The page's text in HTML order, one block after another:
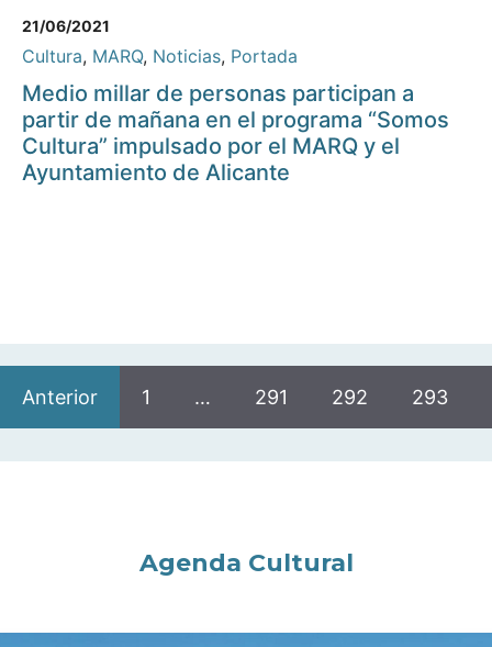
21/06/2021
Cultura, MARQ, Noticias, Portada
Medio millar de personas participan a
partir de mañana en el programa “Somos
Cultura” impulsado por el MARQ y el
Ayuntamiento de Alicante
Anterior 1 … 291 292 293
Agenda Cultural